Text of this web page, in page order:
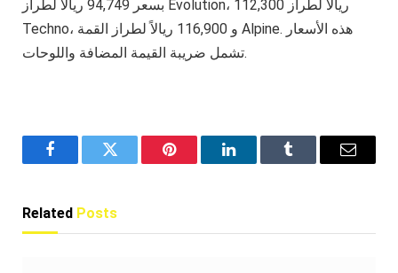
بسعر 94,749 ريالاً لطراز Evolution، 112,300 ريالاً لطراز
Techno، و 116,900 ريالاً لطراز القمة Alpine. هذه الأسعار
تشمل ضريبة القيمة المضافة واللوحات.
FacebookTwitter Pinterest LinkedInTumblr Email
Related Posts